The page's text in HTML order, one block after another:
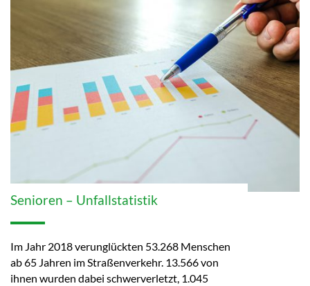
Senioren – Unfallstatistik
Im Jahr 2018 verunglückten 53.268 Menschen
ab 65 Jahren im Straßenverkehr. 13.566 von
ihnen wurden dabei schwerverletzt, 1.045